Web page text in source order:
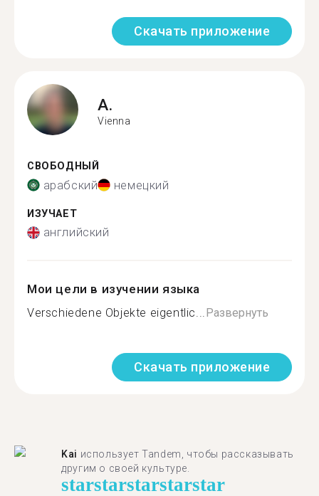
Скачать приложение
A.
Vienna
СВОБОДНЫЙ
арабский немецкий
ИЗУЧАЕТ
английский
Мои цели в изучении языка
Verschiedene Objekte eigentlic...Развернуть
Скачать приложение
Kai использует Tandem, чтобы рассказывать
другим о своей культуре.
starstarstarstarstar